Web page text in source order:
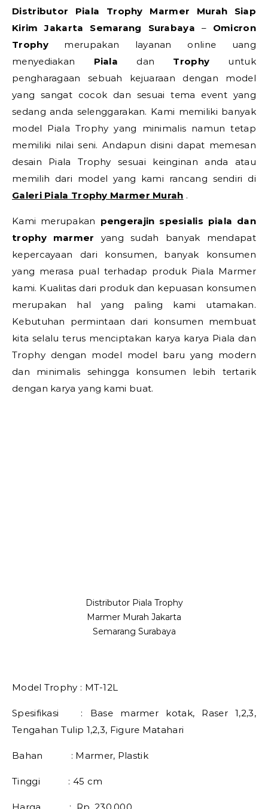
Distributor Piala Trophy Marmer Murah Siap
Kirim Jakarta Semarang Surabaya – Omicron
Trophymerupakan layanan online uang
menyediakan Piala dan Trophy untuk
pengharagaan sebuah kejuaraan dengan model
yang sangat cocok dan sesuai tema event yang
sedang anda selenggarakan. Kami memiliki banyak
model Piala Trophy yang minimalis namun tetap
memiliki nilai seni. Andapun disini dapat memesan
desain Piala Trophy sesuai keinginan anda atau
memilih dari model yang kami rancang sendiri di
Galeri Piala Trophy Marmer Murah .
Kami merupakan pengerajin spesialis piala dan
trophy marmer yang sudah banyak mendapat
kepercayaan dari konsumen, banyak konsumen
yang merasa pual terhadap produk Piala Marmer
kami. Kualitas dari produk dan kepuasan konsumen
merupakan hal yang paling kami utamakan.
Kebutuhan permintaan dari konsumen membuat
kita selalu terus menciptakan karya karya Piala dan
Trophy dengan model model baru yang modern
dan minimalis sehingga konsumen lebih tertarik
dengan karya yang kami buat.
Distributor Piala Trophy
Marmer Murah Jakarta
Semarang Surabaya
Model Trophy : MT-12L
Spesifikasi : Base marmer kotak, Raser 1,2,3,
Tengahan Tulip 1,2,3, Figure Matahari
Bahan : Marmer, Plastik
Tinggi : 45 cm
Harga : Rp. 230.000